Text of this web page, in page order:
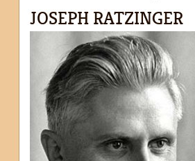
JOSEPH RATZINGER